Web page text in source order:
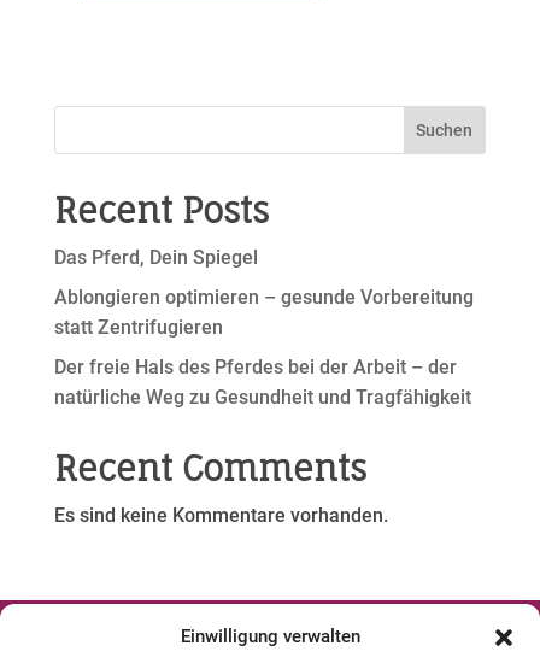
Einwilligung verwalten
Suchen
Recent Posts
Das Pferd, Dein Spiegel
Ablongieren optimieren – gesunde Vorbereitung
statt Zentrifugieren
Der freie Hals des Pferdes bei der Arbeit – der
natürliche Weg zu Gesundheit und Tragfähigkeit
Recent Comments
Es sind keine Kommentare vorhanden.
 